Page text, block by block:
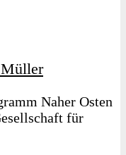
Naher Osten
für